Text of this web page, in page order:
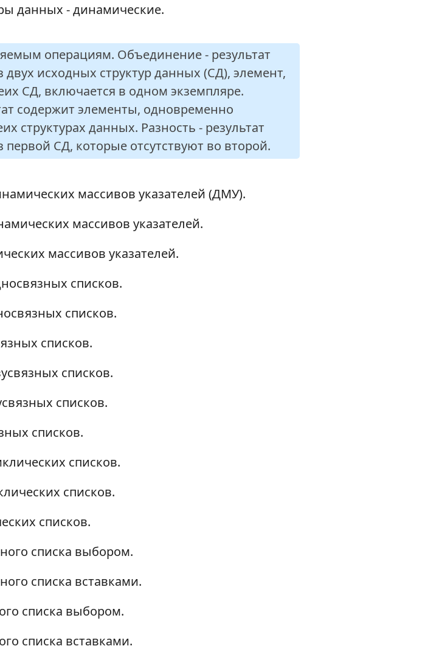
данных - динамические.
операциям. Объединение - результат
исходных структур данных (СД), элемент,
СД, включается в одном экземпляре.
содержит элементы, одновременно
структурах данных. Разность - результат
СД, которые отсутствуют во второй.
массивов указателей (ДМУ).
массивов указателей.
массивов указателей.
списков.
списков.
списков.
списков.
списков.
списков.
списков.
списков.
списков.
списка выбором.
списка вставками.
списка выбором.
списка вставками.